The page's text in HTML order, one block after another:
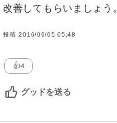
改善してもらいましょう。
投稿 2016/06/05 05:48
👍4
グッドを送る